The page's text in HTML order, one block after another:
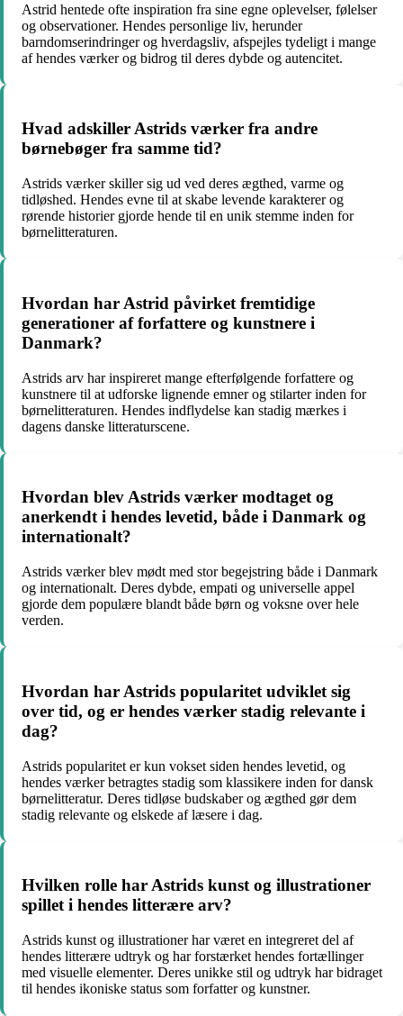
Astrid hentede ofte inspiration fra sine egne oplevelser, følelser
og observationer. Hendes personlige liv, herunder
barndomserindringer og hverdagsliv, afspejles tydeligt i mange
af hendes værker og bidrog til deres dybde og autencitet.
Hvad adskiller Astrids værker fra andre
børnebøger fra samme tid?
Astrids værker skiller sig ud ved deres ægthed, varme og
tidløshed. Hendes evne til at skabe levende karakterer og
rørende historier gjorde hende til en unik stemme inden for
børnelitteraturen.
Hvordan har Astrid påvirket fremtidige
generationer af forfattere og kunstnere i
Danmark?
Astrids arv har inspireret mange efterfølgende forfattere og
kunstnere til at udforske lignende emner og stilarter inden for
børnelitteraturen. Hendes indflydelse kan stadig mærkes i
dagens danske litteraturscene.
Hvordan blev Astrids værker modtaget og
anerkendt i hendes levetid, både i Danmark og
internationalt?
Astrids værker blev mødt med stor begejstring både i Danmark
og internationalt. Deres dybde, empati og universelle appel
gjorde dem populære blandt både børn og voksne over hele
verden.
Hvordan har Astrids popularitet udviklet sig
over tid, og er hendes værker stadig relevante i
dag?
Astrids popularitet er kun vokset siden hendes levetid, og
hendes værker betragtes stadig som klassikere inden for dansk
børnelitteratur. Deres tidløse budskaber og ægthed gør dem
stadig relevante og elskede af læsere i dag.
Hvilken rolle har Astrids kunst og illustrationer
spillet i hendes litterære arv?
Astrids kunst og illustrationer har været en integreret del af
hendes litterære udtryk og har forstærket hendes fortællinger
med visuelle elementer. Deres unikke stil og udtryk har bidraget
til hendes ikoniske status som forfatter og kunstner.